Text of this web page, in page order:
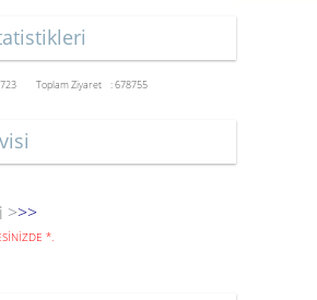
Toplam Ziyaret : 678755
>>>
*.